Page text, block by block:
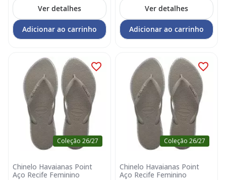
Ver detalhes
Adicionar ao carrinho
Ver detalhes
Adicionar ao carrinho
Coleção 26/27
Chinelo Havaianas Point
Aço Recife Feminino
Coleção 26/27
Chinelo Havaianas Point
Aço Recife Feminino